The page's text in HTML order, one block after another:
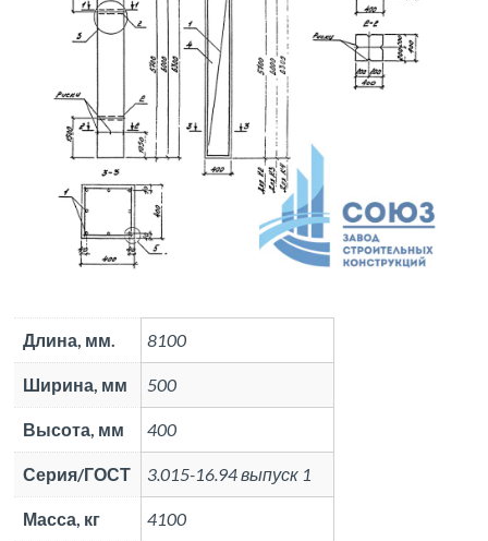
Длина, мм. 8100
Ширина, мм 500
Высота, мм 400
Серия/ГОСТ 3.015-16.94 выпуск 1
Масса, кг 4100